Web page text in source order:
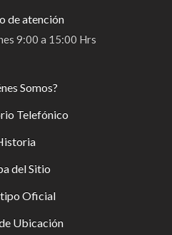
de atención
9:00 a 15:00 Hrs
Somos?
Telefónico
del Sitio
Oficial
Ubicación